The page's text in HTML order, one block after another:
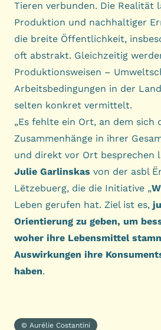
Tieren verbunden. Die Realität
Produktion und nachhaltiger
die breite Öffentlichkeit,
oft abstrakt. Gleichzeitig
Produktionsweisen –
Arbeitsbedingungen in der
selten konkret vermittelt.
„Es fehlte ein Ort, an dem sich
Zusammenhänge in ihrer
und direkt vor Ort besprechen
Julie Garlinskas von der asbl
Lëtzebuerg, die die Initiative „
Leben gerufen hat. Ziel ist es,
Orientierung zu geben, um
woher ihre Lebensmittel
Auswirkungen ihre
haben.
© Aurélie Costantini